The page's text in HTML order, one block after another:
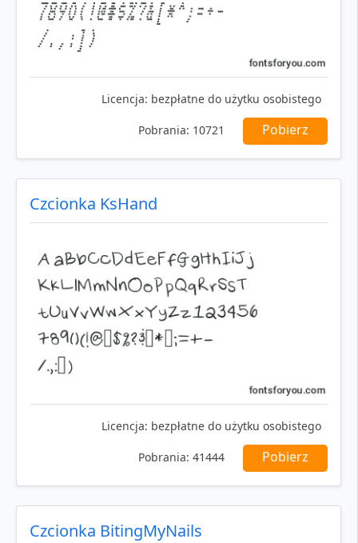
Licencja: bezpłatne do użytku osobistego
Pobrania: 10721 Pobierz
Czcionka KsHand
Licencja: bezpłatne do użytku osobistego
Pobrania: 41444 Pobierz
Czcionka BitingMyNails